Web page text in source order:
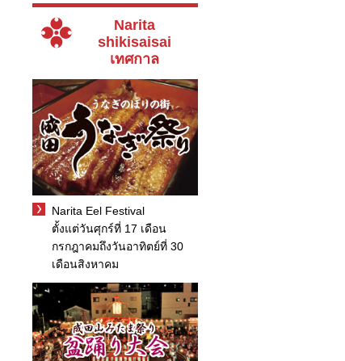
Narita
shikisaisai
เทศกาล
Narita Eel Festival
ตั้งแต่วันศุกร์ที่ 17 เดือน
กรกฎาคมถึงวันอาทิตย์ที่ 30
เดือนสิงหาคม